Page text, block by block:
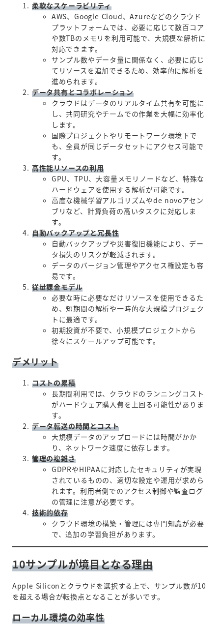
柔軟なスケーラビリティ
AWS、Google Cloud、Azureなどのクラウド
プラットフォームでは、必要に応じて数百コア
や数TBのメモリを利用可能で、大規模な解析に
対応できます。
サンプル数やデータ量に関係なく、必要に応じ
てリソースを追加できるため、効率的に解析を
進められます。
データ共有とコラボレーション
クラウドはデータのリアルタイム共有を可能に
し、共同研究やチームでの作業を大幅に効率化
します。
国際プロジェクトやリモートワーク環境下で
も、全員が同じデータセットにアクセス可能で
す。
高性能リソースの利用
GPU、TPU、大容量メモリノードなど、特殊な
ハードウェアを使用する解析が可能です。
高度な機械学習アルゴリズムやde novoアセン
ブリなど、計算負荷の高いタスクに対応しま
す。
自動バックアップと冗長性
自動バックアップや災害復旧機能により、デー
タ損失のリスクが軽減されます。
データのバージョン管理やアクセス権設定も容
易です。
従量課金モデル
必要な時に必要なだけリソースを使用できるた
め、短期間の解析や一時的な大規模プロジェク
トに最適です。
初期投資が不要で、小規模プロジェクトから
徐々にスケールアップ可能です。
デメリット
コストの累積
長期間利用では、クラウドのランニングコスト
がハードウェア購入費を上回る可能性がありま
す。
データ転送の時間とコスト
大規模データのアップロードには時間がかか
り、ネットワーク速度に依存します。
管理の複雑さ
GDPRやHIPAAに対応したセキュリティが実現
されているものの、適切な設定や運用が求めら
れます。利用者側でのアクセス制御や監査ログ
の管理に注意が必要です。
技術的依存
クラウド環境の構築・管理には専門知識が必要
で、追加の学習負担があります。
10サンプルが境目となる理由
Apple Siliconとクラウドを選択する上で、サンプル数が10
を超える場合が転換点となることが多いです。
ローカル環境の効率性